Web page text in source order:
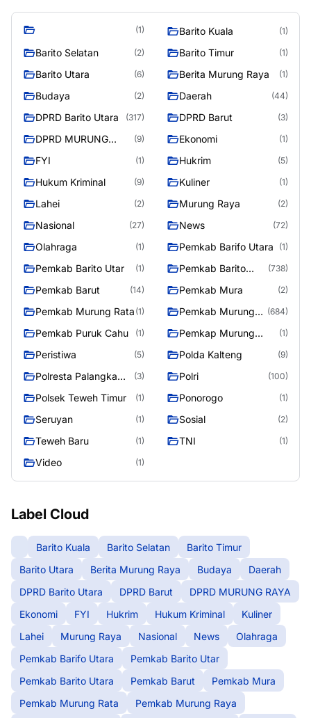
(1) Barito Kuala (1)
Barito Selatan (2) Barito Timur (1)
Barito Utara (6) Berita Murung Raya (1)
Budaya (2) Daerah (44)
DPRD Barito Utara (317) DPRD Barut (3)
DPRD MURUNG
(9) Ekonomi (1)
FYI (1) Hukrim (5)
Hukum Kriminal (9) Kuliner (1)
Lahei (2) Murung Raya (2)
Nasional (27) News (72)
Olahraga (1) Pemkab Barifo Utara (1)
Pemkab Barito Utar (1)
Pemkab Barito
(738)
Pemkab Barut (14) Pemkab Mura (2)
Pemkab Murung Rata (1)
Pemkab Murung
(684)
Pemkab Puruk Cahu (1)
Pemkap Murung
(1)
Peristiwa (5) Polda Kalteng (9)
Polresta Palangka
(3) Polri (100)
Polsek Teweh Timur (1) Ponorogo (1)
Seruyan (1) Sosial (2)
Teweh Baru (1) TNI (1)
Video (1)
Label Cloud
Barito Kuala Barito Selatan
Barito Timur
Barito Utara
Berita Murung Raya Budaya
Daerah
DPRD Barito Utara
DPRD Barut
DPRD MURUNG RAYA
Ekonomi
FYI Hukrim Hukum Kriminal
Kuliner
Lahei
Murung Raya Nasional News
Olahraga
Pemkab Barifo Utara
Pemkab Barito Utar
Pemkab Barito Utara
Pemkab Barut
Pemkab Mura
Pemkab Murung Rata
Pemkab Murung Raya